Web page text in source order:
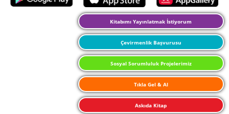
Kitabımı Yayınlatmak İstiyorum
Çevirmenlik Başvurusu
Sosyal Sorumluluk Projelerimiz
Tıkla Gel & Al
Askıda Kitap